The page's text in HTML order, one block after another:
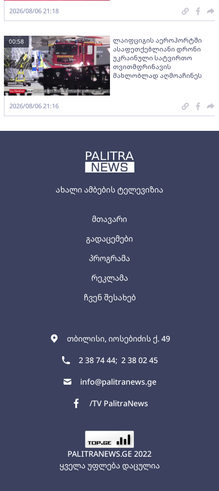
ახალი ამბების ტელევიზია
თბილისი, იოსებიძის ქ. 49
2 38 74 44; 2 38 02 45
info@palitranews.ge
/TV PalitraNews
მთავარი
გადაცემები
პროგრამა
რეკლამა
ჩვენ შესახებ
PALITRANEWS.GE 2022
ყველა უფლება დაცულია
2026/08/06 21:18
ლაიფციგის აეროპორტში
ასაფეთქებლიანი დრონი
უკრაინული სატვირთო
თვითმფრინავის
მახლობლად აღმოაჩინეს
00:58
2026/08/06 21:16